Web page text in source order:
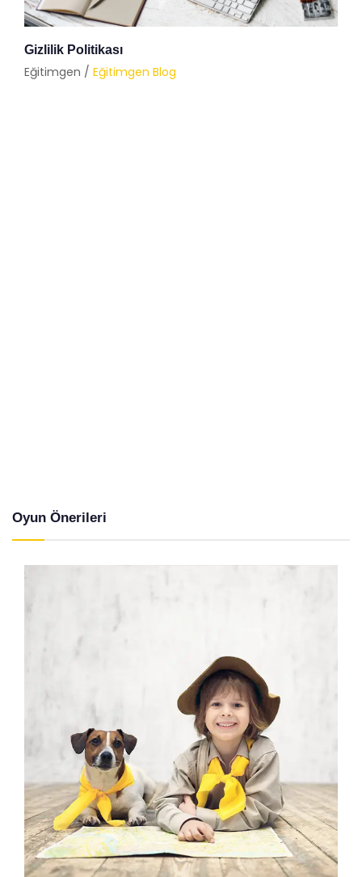
Gizlilik Politikası
Eğitimgen / Eğitimgen Blog
Oyun Önerileri